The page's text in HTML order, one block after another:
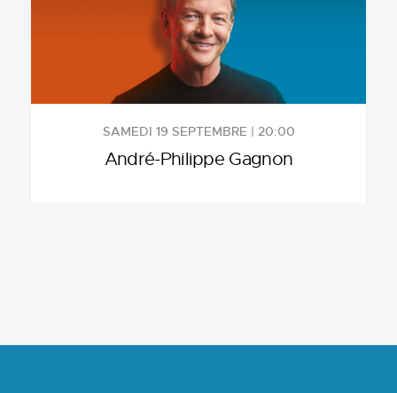
SAMEDI 19 SEPTEMBRE | 20:00
André-Philippe Gagnon